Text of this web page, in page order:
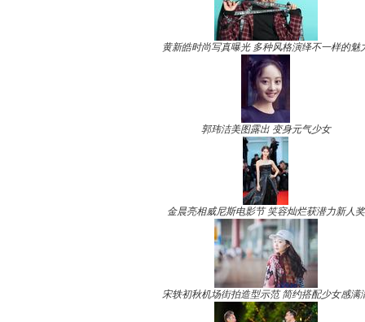
黄新皓时尚写真曝光 多种风格演绎不一样的魅
郭玮洁美图露出 变身元气少女
金晨亮相威尼斯电影节 笑容灿烂获潜力新人奖
宋轶初秋机场街拍造型示范 简约搭配少女感满